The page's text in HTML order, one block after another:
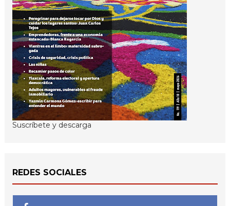
Suscríbete y descarga
REDES SOCIALES